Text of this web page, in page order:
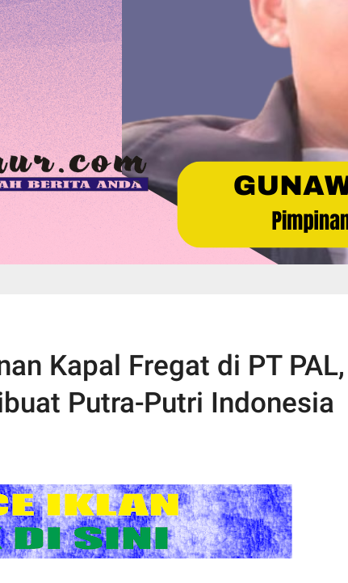
Kapal Fregat di PT PAL,
Putra-Putri Indonesia